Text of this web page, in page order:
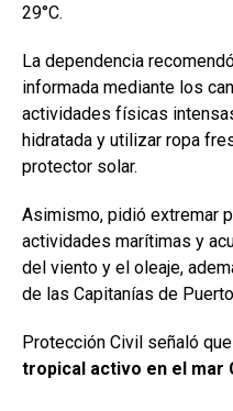
29°C.
La dependencia
informada mediante los
actividades físicas
hidratada y utilizar ropa
protector solar.
Asimismo, pidió extremar
actividades marítimas y
del viento y el oleaje,
de las Capitanías de
Protección Civil señaló que
tropical activo en el mar